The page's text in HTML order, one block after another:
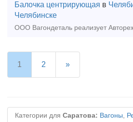
Балочка центрирующая в
Челябинске
1 2 »
Категории для Саратова: Вагоны,